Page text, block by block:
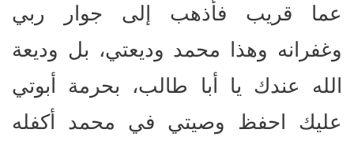
عما قريب فأذهب إلى جوار ربي
وغفرانه وهذا محمد وديعتي، بل وديعة
الله عندك يا أبا طالب، بحرمة أبوتي
عليك احفظ وصيتي في محمد أكفله